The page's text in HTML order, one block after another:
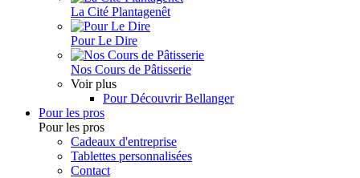
La Cité Plantagenêt
Pour Le Dire
Nos Cours de Pâtisserie
Voir plus
Pour Découvrir Bellanger
Pour les pros
Pour les pros
Cadeaux d'entreprise
Tablettes personnalisées
Contact